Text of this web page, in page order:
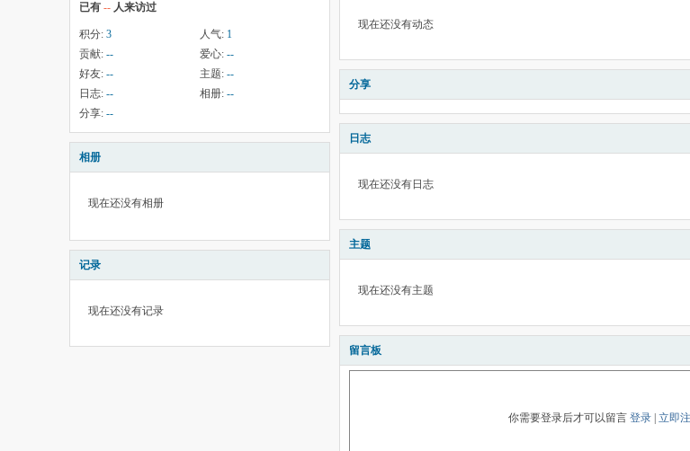
已有 -- 人来访过
积分: 3 人气: 1
贡献: -- 爱心: --
好友: -- 主题: --
日志: -- 相册: --
分享: --
相册
现在还没有相册
记录
现在还没有记录
现在还没有动态
分享
日志
现在还没有日志
主题
现在还没有主题
留言板
你需要登录后才可以留言 登录| 立即